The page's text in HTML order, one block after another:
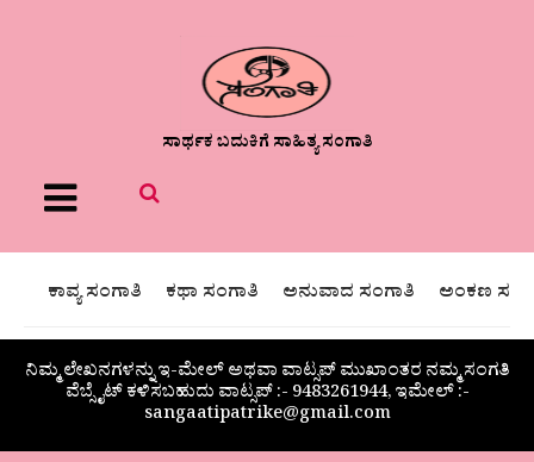
ಸಾರ್ಥಕ ಬದುಕಿಗೆ ಸಾಹಿತ್ಯ ಸಂಗಾತಿ
Menu
ಕಾವ್ಯ ಸಂಗಾತಿ ಕಥಾ ಸಂಗಾತಿ ಅನುವಾದ ಸಂಗಾತಿ ಅಂಕಣ
ನಿಮ್ಮ ಲೇಖನಗಳನ್ನು ಇ-ಮೇಲ್ ಅಥವಾ ವಾಟ್ಸಪ್ ಮುಖಾಂತರ ನಮ್ಮ ಸಂಗತಿ
ವೆಬ್ಸೈಟ್ ಕಳಿಸಬಹುದು ವಾಟ್ಸಪ್‌ :- 9483261944, ಇಮೇಲ್ :-
sangaatipatrike@gmail.com